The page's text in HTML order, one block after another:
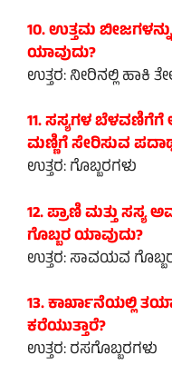
10. ಉತ್ತಮ
ಯಾವುದು?
ಉತ್ತರ: ನೀರಿನಲ್ಲಿ ಹಾಕಿ
11. ಸಸ್ಯಗಳ
ಮಣ್ಣಿಗೆ ಸೇರಿಸುವ
ಉತ್ತರ: ಗೊಬ್ಬರಗಳು
12. ಪ್ರಾಣಿ ಮತ್ತು
ಗೊಬ್ಬರ ಯಾವುದು?
ಉತ್ತರ: ಸಾವಯವ
13. ಕಾರ್ಖಾನೆಯಲ್ಲಿ
ಕರೆಯುತ್ತಾರೆ?
ಉತ್ತರ: ರಸಗೊಬ್ಬರಗಳು